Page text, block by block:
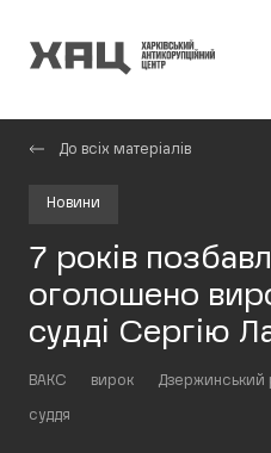
До всіх матеріалів
Новини
7 років
оголошено
судді Сергію
ВАКС вирок Дзержинський
суддя